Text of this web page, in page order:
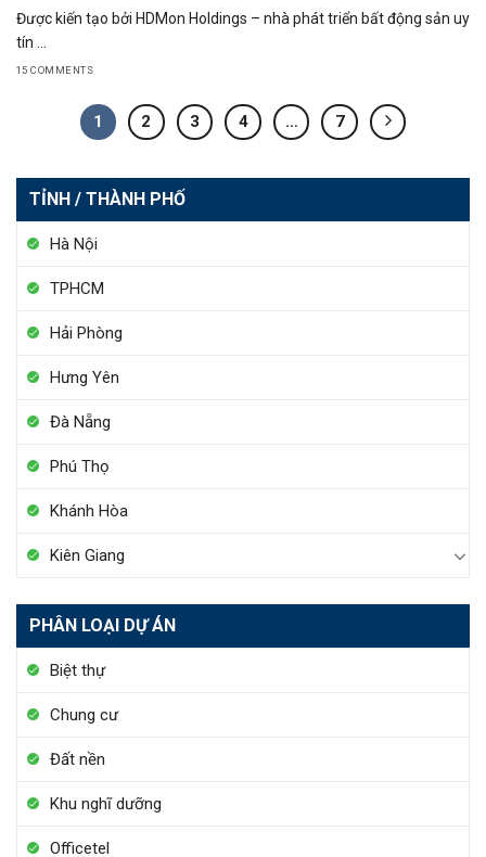
TỈNH / THÀNH PHỐ
Hà Nội
TPHCM
Hải Phòng
Hưng Yên
Đà Nẵng
Phú Thọ
Khánh Hòa
Kiên Giang
PHÂN LOẠI DỰ ÁN
Biệt thự
Chung cư
Đất nền
Khu nghĩ dưỡng
Officetel
Được kiến tạo bởi HDMon Holdings – nhà phát triển bất động sản uy
tín ...
15 COMMENTS
1 2 3 4 … 7